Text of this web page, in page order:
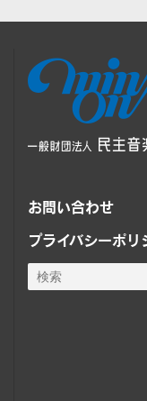
お問い合わせ
プライバシーポリ